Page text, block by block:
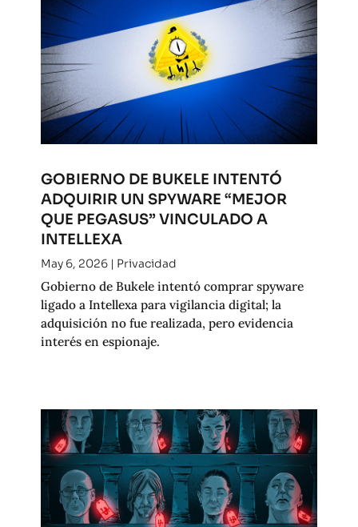
GOBIERNO DE BUKELE INTENTÓ
ADQUIRIR UN SPYWARE “MEJOR
QUE PEGASUS” VINCULADO A
INTELLEXA
May 6, 2026| Privacidad
Gobierno de Bukele intentó comprar spyware
ligado a Intellexa para vigilancia digital; la
adquisición no fue realizada, pero evidencia
interés en espionaje.